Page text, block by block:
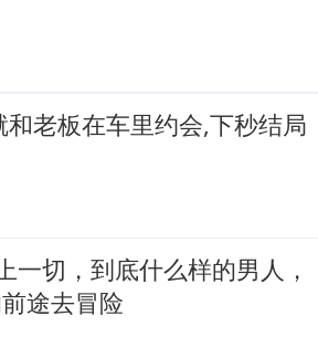
老板在车里约会,下秒结局
一切，到底什么样的男人，
途去冒险